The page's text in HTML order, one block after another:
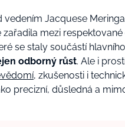
Jacquese
mezi
se staly součástí
odborný růst. Ale i
, zkušenosti i
precizní, důsledná a